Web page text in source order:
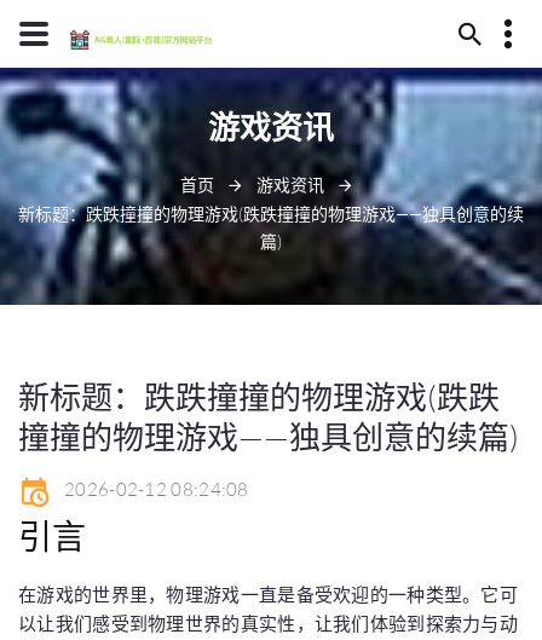
13594780409
南昌市甩坟山121号
j9bet@baidu.ag
游戏资讯
首页
游戏资讯
新标题：跌跌撞撞的物理游戏(跌跌撞撞的物理游戏——独具创意的续
篇)
新标题：跌跌撞撞的物理游戏(跌跌
撞撞的物理游戏——独具创意的续篇)
2026-02-12 08:24:08
引言
在游戏的世界里，物理游戏一直是备受欢迎的一种类型。它可
以让我们感受到物理世界的真实性，让我们体验到探索力与动